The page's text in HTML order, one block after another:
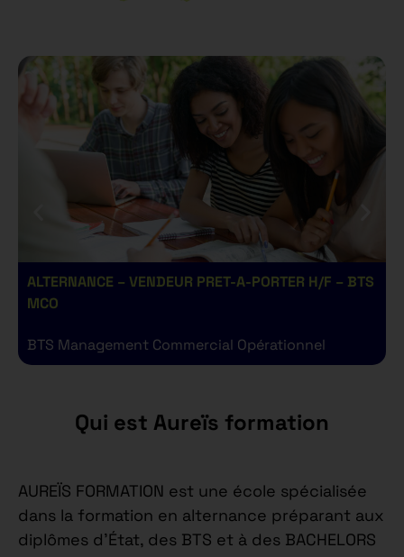
ALTERNANCE – VENDEUR PRET-A-PORTER H/F – BTS
MCO
BTS Management Commercial Opérationnel
Qui est Aureïs formation
AUREÏS FORMATION est une école spécialisée
dans la formation en alternance préparant aux
diplômes d’État, des BTS et à des BACHELORS